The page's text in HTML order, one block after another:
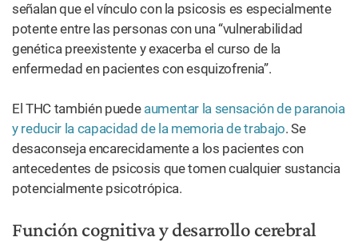
señalan que el vínculo con la psicosis es especialmente
potente entre las personas con una “vulnerabilidad
genética preexistente y exacerba el curso de la
enfermedad en pacientes con esquizofrenia”.
El THC también puede aumentar la sensación de paranoia
y reducir la capacidad de la memoria de trabajo. Se
desaconseja encarecidamente a los pacientes con
antecedentes de psicosis que tomen cualquier sustancia
potencialmente psicotrópica.
Función cognitiva y desarrollo cerebral